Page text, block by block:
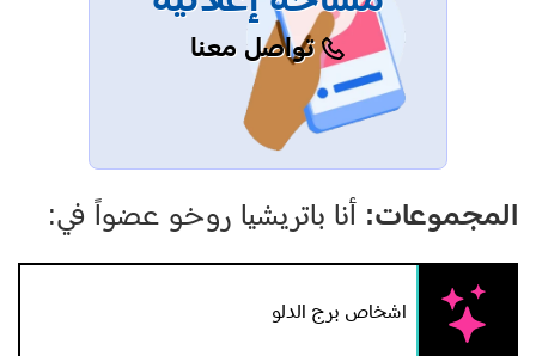
تواصل معنا
المجموعات: أنا باتريشيا روخو عضواً في:
اشخاص برج الدلو